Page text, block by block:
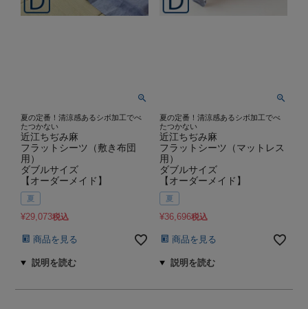
夏の定番！清涼感あるシボ加工でべ
たつかない
近江ちぢみ麻
フラットシーツ（敷き布団
用）
ダブルサイズ
【オーダーメイド】
夏
¥29,073税込
商品を見る
夏の定番！清涼感あるシボ加工でべ
たつかない
近江ちぢみ麻
フラットシーツ（マットレス
用）
ダブルサイズ
【オーダーメイド】
夏
¥36,696税込
商品を見る